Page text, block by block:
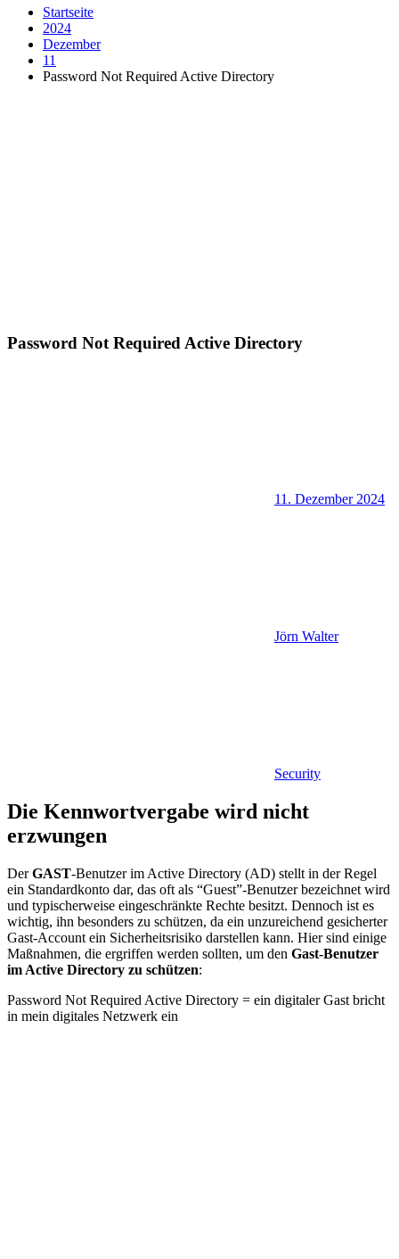
Startseite
2024
Dezember
11
Password Not Required Active Directory
Password Not Required Active Directory
11. Dezember 2024
Jörn Walter
Security
Die Kennwortvergabe wird nicht
erzwungen
DerGAST-Benutzer im Active Directory (AD) stellt in der Regel
ein Standardkonto dar, das oft als “Guest”-Benutzer bezeichnet wird
und typischerweise eingeschränkte Rechte besitzt. Dennoch ist es
wichtig, ihn besonders zu schützen, da ein unzureichend gesicherter
Gast-Account ein Sicherheitsrisiko darstellen kann. Hier sind einige
Maßnahmen, die ergriffen werden sollten, um den Gast-Benutzer
im Active Directory zu schützen:
Password Not Required Active Directory = ein digitaler Gast bricht
in mein digitales Netzwerk ein